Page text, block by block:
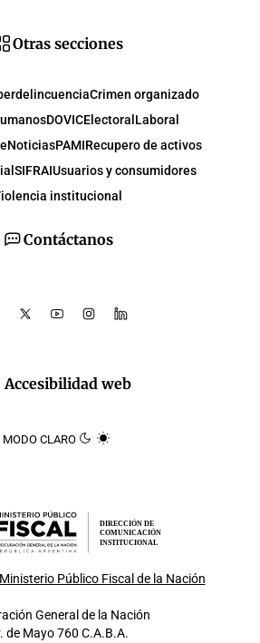
Contáctanos
Accesibilidad web
MODO CLARO
Otras secciones
Crimen organizado
DOVICElectoral Laboral
NoticiasPAMIRecupero de activos
SIFRAIUsuarios y consumidores
institucional
DIRECCIÓN DE
COMUNICACIÓN
INSTITUCIONAL
Ministerio Público Fiscal de la Nación
General de la Nación
de Mayo 760 C.A.B.A.